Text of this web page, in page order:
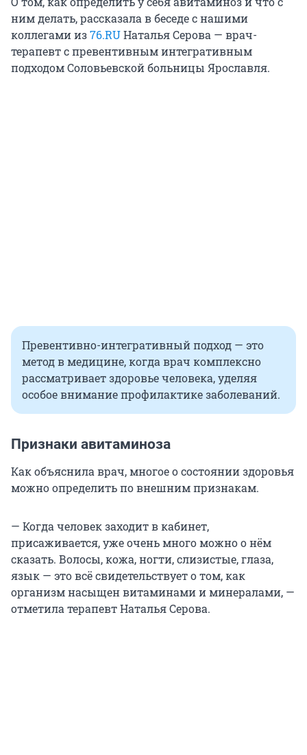
ним делать, рассказала в беседе с нашими
коллегами из76.RUНаталья Серова — врач-
терапевт с превентивным интегративным
подходом Соловьевской больницы Ярославля.
Превентивно-интегративный подход — это
метод в медицине, когда врач комплексно
рассматривает здоровье человека, уделяя
особое внимание профилактике заболеваний.
Признаки авитаминоза
Как объяснила врач, многое о состоянии здоровья
можно определить по внешним признакам.
— Когда человек заходит в кабинет,
присаживается, уже очень много можно о нём
сказать. Волосы, кожа, ногти, слизистые, глаза,
язык — это всё свидетельствует о том, как
организм насыщен витаминами и минералами, —
отметила терапевт Наталья Серова.